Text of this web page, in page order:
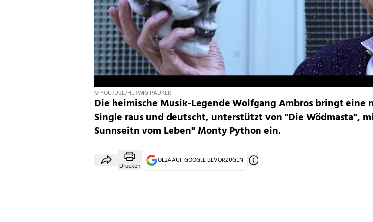
© YOUTUBE/HERWIG PAUKER
Die heimische Musik-Legende Wolfgang Ambros bringt eine
Single raus und deutscht, unterstützt von "Die Wödmasta",
Sunnseitn vom Leben" Monty Python ein.
Drucken
OE24 AUF GOOGLE BEVORZUGEN